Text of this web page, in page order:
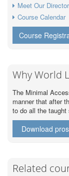
Meet Our Director
Course Calendar
Course
Why World
The Minimal
manner that after
to do all the taught
Download
Related